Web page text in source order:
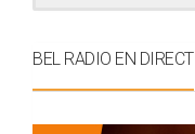
BEL RADIO EN DIRECT